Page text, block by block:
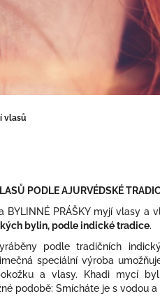
vlasů
PODLE AJURVÉDSKÉ
BYLINNÉ PRÁŠKY myjí vlasy
bylin, podle indické tradice.
podle tradičních
speciální výroba
a vlasy. Khadi mycí
podobě: Smícháte je s vodou